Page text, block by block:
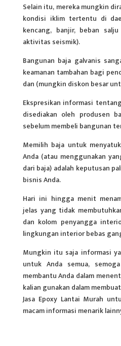
Selain itu, mereka mungkin
kondisi iklim tertentu di
kencang, banjir, beban
aktivitas seismik).
Bangunan baja galvanis
keamanan tambahan bagi
dan (mungkin diskon besar
Ekspresikan informasi
disediakan oleh produsen
sebelum membeli bangunan
Memilih baja untuk
Anda (atau menggunakan
dari baja) adalah keputusan
bisnis Anda.
Hari ini hingga menit
jelas yang tidak
dan kolom penyangga
lingkungan interior bebas
Mungkin itu saja informasi
untuk Anda semua,
membantu Anda dalam
kalian gunakan dalam
Jasa Epoxy Lantai Murah
macam informasi menarik